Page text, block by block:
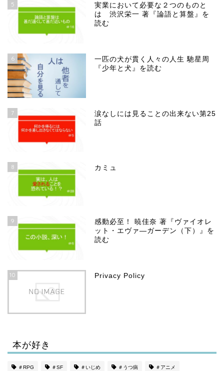
5
実業において必要な２つのものと
は 渋沢栄一 著『論語と算盤』を
読む
6
一匹の犬が貫く人々の人生 馳星周
『少年と犬』を読む
7
涙なしには見ることの出来ない第25
話
8 カミュ
9
感動必至！ 暁佳奈 著『ヴァイオレ
ット・エヴァ―ガーデン（下）』を
読む
10 Privacy Policy
本が好き
＃RPG ＃SF ＃いじめ ＃うつ病 ＃アニメ